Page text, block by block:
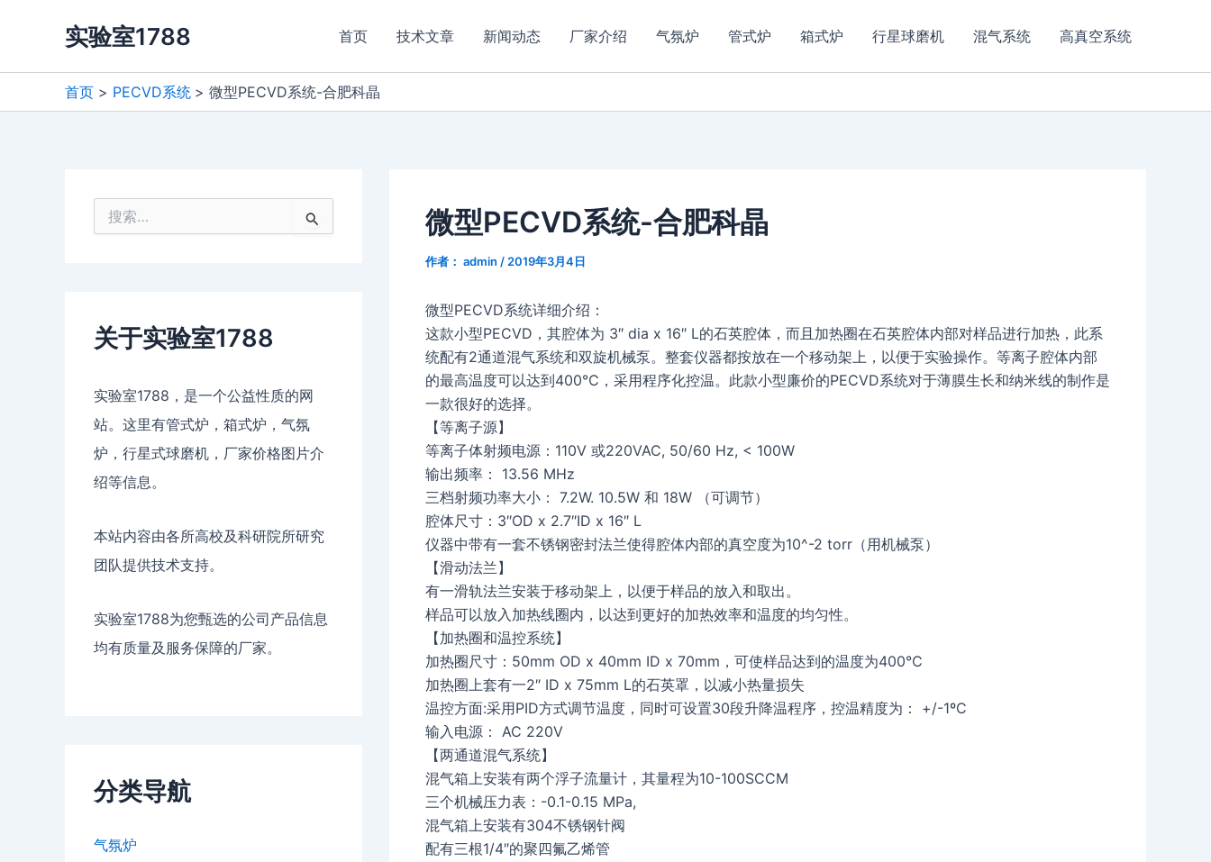
实验室1788 首页 技术文章 新闻动态 厂家介绍 气氛炉 管式炉 箱式炉 行星球磨机 混气系统 高真空系统
首页 PECVD系统 微型PECVD系统-合肥科晶
关于实验室1788
实验室1788，是一个公益性质的网
站。这里有管式炉，箱式炉，气氛
炉，行星式球磨机，厂家价格图片介
绍等信息。
本站内容由各所高校及科研院所研究
团队提供技术支持。
实验室1788为您甄选的公司产品信息
均有质量及服务保障的厂家。
分类导航
气氛炉
微型PECVD系统-合肥科晶
作者： admin / 2019年3月4日
微型PECVD系统详细介绍：
这款小型PECVD，其腔体为 3″ dia x 16″ L的石英腔体，而且加热圈在石英腔体内部对样品进行加热，此系
统配有2通道混气系统和双旋机械泵。整套仪器都按放在一个移动架上，以便于实验操作。等离子腔体内部
的最高温度可以达到400℃，采用程序化控温。此款小型廉价的PECVD系统对于薄膜生长和纳米线的制作是
一款很好的选择。
【等离子源】
等离子体射频电源：110V 或220VAC, 50/60 Hz, < 100W
输出频率： 13.56 MHz
三档射频功率大小： 7.2W. 10.5W 和 18W （可调节）
腔体尺寸：3″OD x 2.7″ID x 16″ L
仪器中带有一套不锈钢密封法兰使得腔体内部的真空度为10^-2 torr（用机械泵）
【滑动法兰】
有一滑轨法兰安装于移动架上，以便于样品的放入和取出。
样品可以放入加热线圈内，以达到更好的加热效率和温度的均匀性。
【加热圈和温控系统】
加热圈尺寸：50mm OD x 40mm ID x 70mm，可使样品达到的温度为400℃
加热圈上套有一2″ ID x 75mm L的石英罩，以减小热量损失
温控方面:采用PID方式调节温度，同时可设置30段升降温程序，控温精度为： +/-1ºC
输入电源： AC 220V
【两通道混气系统】
混气箱上安装有两个浮子流量计，其量程为10-100SCCM
三个机械压力表：-0.1-0.15 MPa,
混气箱上安装有304不锈钢针阀
配有三根1/4″的聚四氟乙烯管